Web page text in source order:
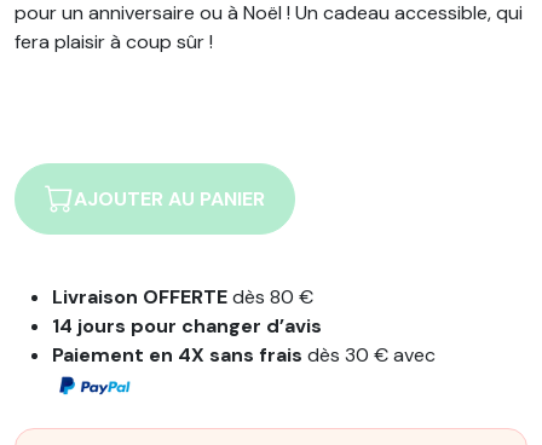
pour un anniversaire ou à Noël ! Un cadeau accessible, qui
fera plaisir à coup sûr !
AJOUTER AU PANIER
Livraison OFFERTEdès 80 €
14 jours pour changer d’avis
Paiement en 4X sans fraisdès 30 € avec